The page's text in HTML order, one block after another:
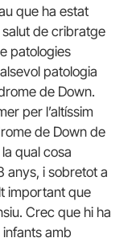
que ha estat
salut de cribratge
patologies
patologia
de Down.
per l’altíssim
de Down de
qual cosa
anys, i sobretot a
important que
Crec que hi ha
amb